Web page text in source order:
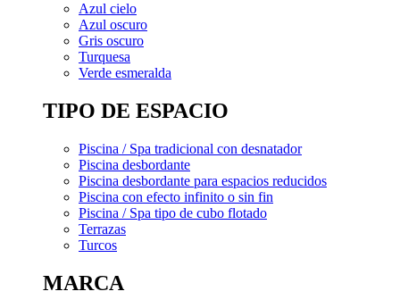
Azul cielo
Azul oscuro
Gris oscuro
Turquesa
Verde esmeralda
TIPO DE ESPACIO
Piscina / Spa tradicional con desnatador
Piscina desbordante
Piscina desbordante para espacios reducidos
Piscina con efecto infinito o sin fin
Piscina / Spa tipo de cubo flotado
Terrazas
Turcos
MARCA